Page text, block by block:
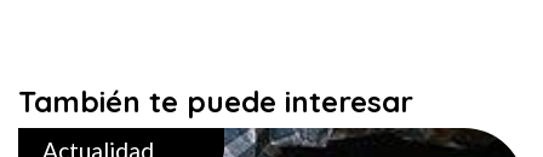
También te puede interesar
Actualidad